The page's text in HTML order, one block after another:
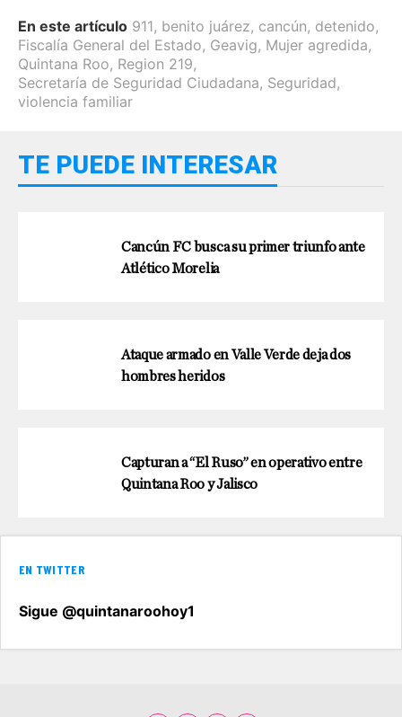
En este artículo 911, benito juárez, cancún, detenido,
Fiscalía General del Estado, Geavig, Mujer agredida,
Quintana Roo, Region 219,
Secretaría de Seguridad Ciudadana, Seguridad,
violencia familiar
TE PUEDE INTERESAR
Cancún FC busca su primer triunfo ante
Atlético Morelia
Ataque armado en Valle Verde deja dos
hombres heridos
Capturan a “El Ruso” en operativo entre
Quintana Roo y Jalisco
EN TWITTER
Sigue @quintanaroohoy1